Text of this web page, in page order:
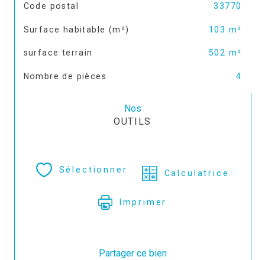
TRAD_SIROCCO_Caracteristique
Code postal 33770
Surface habitable (m²) 103 m²
surface terrain 502 m²
Nombre de pièces 4
Nos
OUTILS
Sélectionner Calculatrice
Imprimer
Partager ce bien